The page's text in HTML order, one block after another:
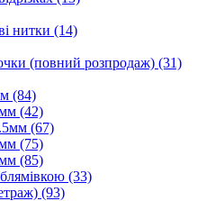
нитки (14)
(повний розпродаж) (31)
(84)
(42)
(67)
(75)
(85)
(33)
(93)